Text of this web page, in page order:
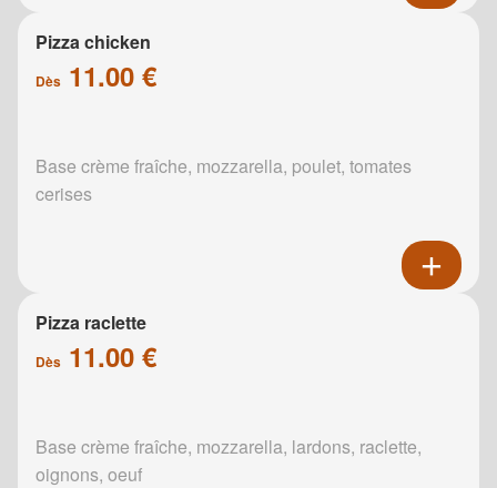
Pizza chicken
Dès 11.00 €
Base crème fraîche, mozzarella, poulet, tomates
cerises
Pizza raclette
Dès 11.00 €
Base crème fraîche, mozzarella, lardons, raclette,
oignons, oeuf